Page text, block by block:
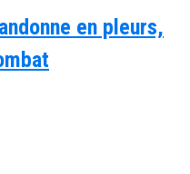
en pleurs,